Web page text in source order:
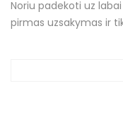
Noriu padekoti uz
pirmas uzsakymas ir